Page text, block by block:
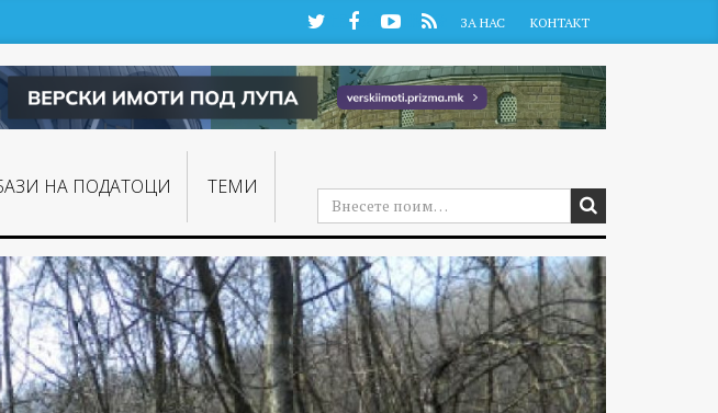
TwitterFacebookYouTube
RSS ЗА НАС КОНТАКТ
НА ПОДАТОЦИ ТЕМИ